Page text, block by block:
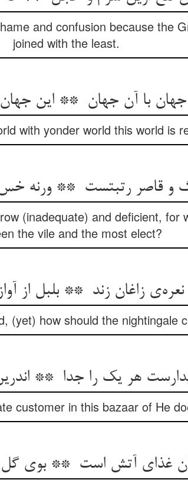
and confusion because the
joined with the least.
with yonder world this world is
(inadequate) and deficient, for
the vile and the most elect?
(yet) how should the nightingale
customer in this bazaar of He